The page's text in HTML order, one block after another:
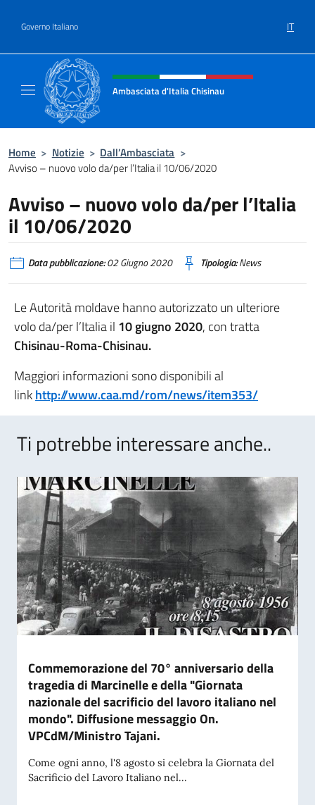
Governo Italiano IT
Intestazione sito, social e menù
Ambasciata d'Italia Chisinau
Home > Notizie > Dall’Ambasciata >
Avviso – nuovo volo da/per l’Italia il 10/06/2020
Avviso – nuovo volo da/per l’Italia
il 10/06/2020
Data pubblicazione:02 Giugno 2020 Tipologia:News
Le Autorità moldave hanno autorizzato un ulteriore
volo da/per l’Italia il 10 giugno 2020, con tratta
Chisinau-Roma-Chisinau.
Maggiori informazioni sono disponibili al
linkhttp://www.caa.md/rom/news/item353/
Ti potrebbe interessare anche..
Commemorazione del 70° anniversario della
tragedia di Marcinelle e della "Giornata
nazionale del sacrificio del lavoro italiano nel
mondo". Diffusione messaggio On.
VPCdM/Ministro Tajani.
Come ogni anno, l'8 agosto si celebra la Giornata del
Sacrificio del Lavoro Italiano nel...